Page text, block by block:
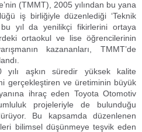
(TMMT), 2005 yılından bu yana
iş birliğiyle düzenlediği ‘Teknik
bu yıl da yenilikçi fikirlerini ortaya
ortaokul ve lise öğrencilerinin
kazananları, TMMT’de
yılı aşkın süredir yüksek kalite
gerçekleştiren ve üretiminin büyük
ihraç eden Toyota Otomotiv
projeleriyle de bulunduğu
Bu kapsamda düzenlenen
bilimsel düşünmeye teşvik eden